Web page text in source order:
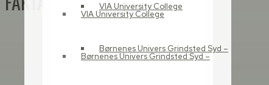
VIA University College
Børnenes Univers Grindsted Syd –
VIA University College
Børnenes Univers Grindsted Syd –